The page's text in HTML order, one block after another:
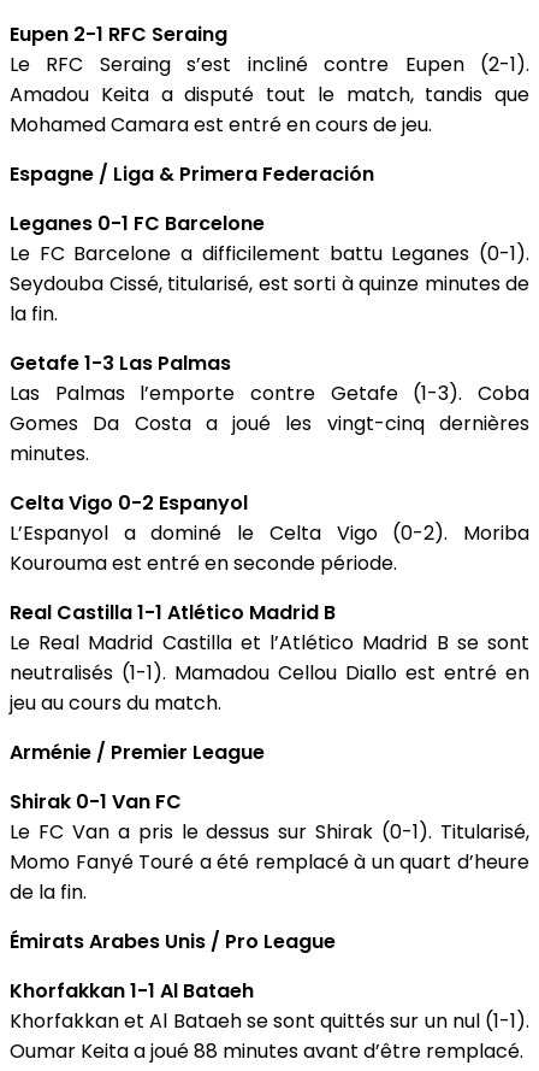
Eupen 2-1 RFC Seraing
Le RFC Seraing s’est incliné contre Eupen (2-1).
Amadou Keita a disputé tout le match, tandis que
Mohamed Camara est entré en cours de jeu.
Espagne / Liga & Primera Federación
Leganes 0-1 FC Barcelone
Le FC Barcelone a difficilement battu Leganes (0-1).
Seydouba Cissé, titularisé, est sorti à quinze minutes de
la fin.
Getafe 1-3 Las Palmas
Las Palmas l’emporte contre Getafe (1-3). Coba
Gomes Da Costa a joué les vingt-cinq dernières
minutes.
Celta Vigo 0-2 Espanyol
L’Espanyol a dominé le Celta Vigo (0-2). Moriba
Kourouma est entré en seconde période.
Real Castilla 1-1 Atlético Madrid B
Le Real Madrid Castilla et l’Atlético Madrid B se sont
neutralisés (1-1). Mamadou Cellou Diallo est entré en
jeu au cours du match.
Arménie / Premier League
Shirak 0-1 Van FC
Le FC Van a pris le dessus sur Shirak (0-1). Titularisé,
Momo Fanyé Touré a été remplacé à un quart d’heure
de la fin.
Émirats Arabes Unis / Pro League
Khorfakkan 1-1 Al Bataeh
Khorfakkan et Al Bataeh se sont quittés sur un nul (1-1).
Oumar Keita a joué 88 minutes avant d’être remplacé.